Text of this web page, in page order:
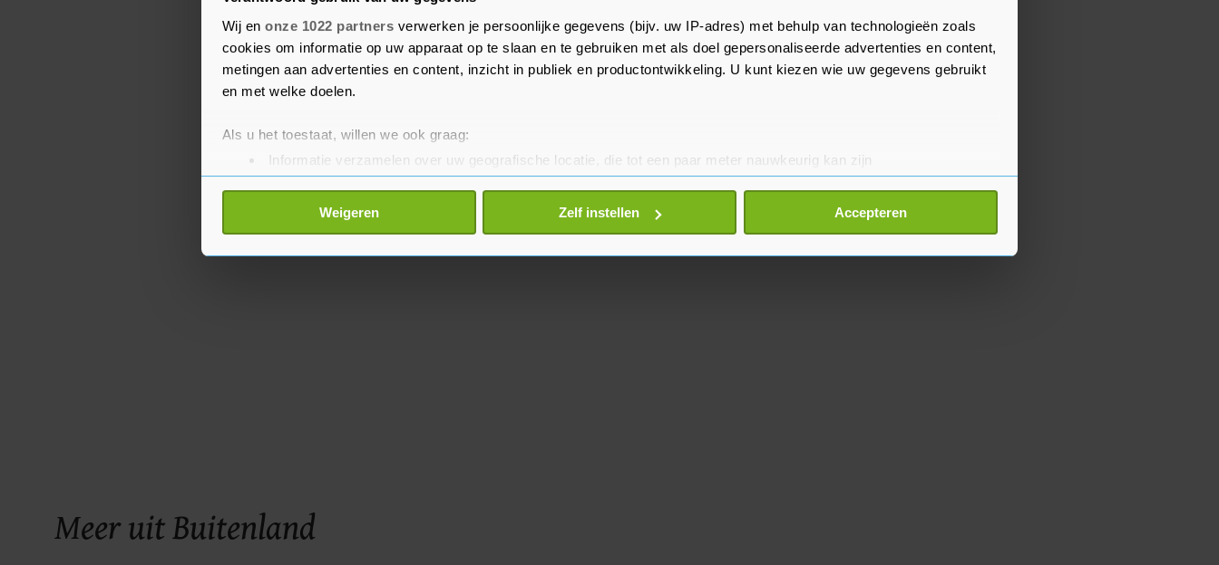
Wij en onze 1022 partners verwerken je persoonlijke gegevens (bijv. uw IP-adres) met behulp van technologieën zoals
cookies om informatie op uw apparaat op te slaan en te gebruiken met als doel gepersonaliseerde advertenties en content,
metingen aan advertenties en content, inzicht in publiek en productontwikkeling. U kunt kiezen wie uw gegevens gebruikt
en met welke doelen.
Als u het toestaat, willen we ook graag:
Informatie verzamelen over uw geografische locatie, die tot een paar meter nauwkeurig kan zijn
Uw apparaat identificeren door het actief te scannen op specifieke eigenschappen (fingerprinting)
Lees meer over hoe uw persoonlijke gegevens worden verwerkt en stel uw voorkeuren in het
detailgedeelte
toestemming op elk moment wijzigen of intrekken in de Cookieverklaring.
Weigeren Zelf instellen Accepteren
van het normale dagelijkse leven. UNICEF maakt zich
zorgen over de impact die dit conflict heeft op de
Oekraïense kinderen en hun toekomst.
Meer uit Buitenland